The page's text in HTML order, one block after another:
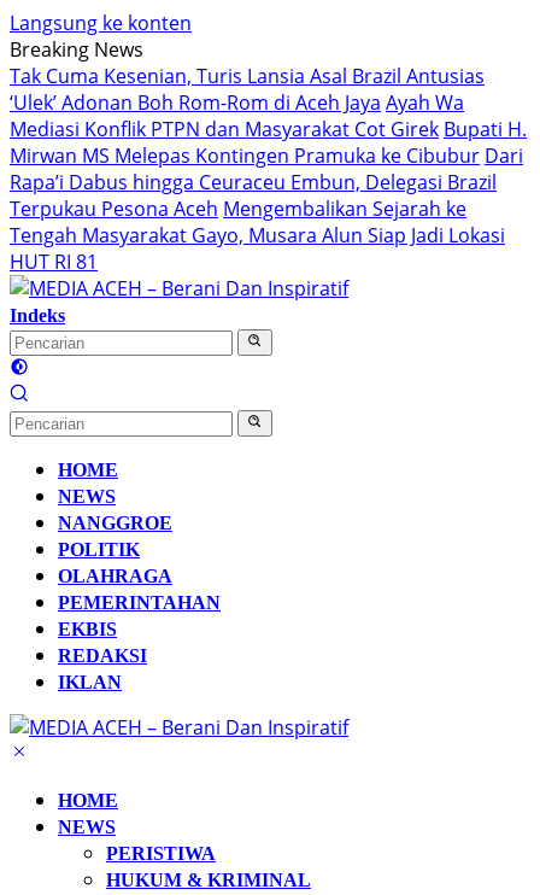
Langsung ke konten
Breaking News
Tak Cuma Kesenian, Turis Lansia Asal Brazil Antusias
‘Ulek’ Adonan Boh Rom-Rom di Aceh Jaya Ayah Wa
Mediasi Konflik PTPN dan Masyarakat Cot Girek Bupati H.
Mirwan MS Melepas Kontingen Pramuka ke Cibubur Dari
Rapa’i Dabus hingga Ceuraceu Embun, Delegasi Brazil
Terpukau Pesona Aceh Mengembalikan Sejarah ke
Tengah Masyarakat Gayo, Musara Alun Siap Jadi Lokasi
HUT RI 81
Indeks
HOME
NEWS
NANGGROE
POLITIK
OLAHRAGA
PEMERINTAHAN
EKBIS
REDAKSI
IKLAN
HOME
NEWS
PERISTIWA
HUKUM & KRIMINAL